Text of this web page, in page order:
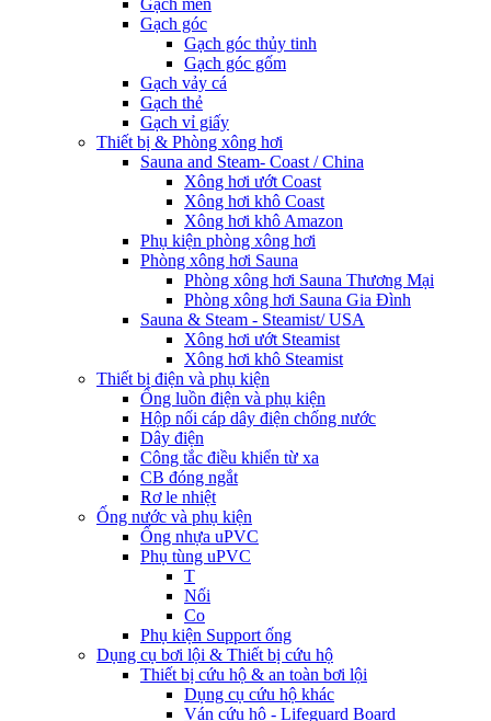
Gạch men
Gạch góc
Gạch góc thủy tinh
Gạch góc gốm
Gạch vảy cá
Gạch thẻ
Gạch vỉ giấy
Thiết bị & Phòng xông hơi
Sauna and Steam- Coast / China
Xông hơi ướt Coast
Xông hơi khô Coast
Xông hơi khô Amazon
Phụ kiện phòng xông hơi
Phòng xông hơi Sauna
Phòng xông hơi Sauna Thương Mại
Phòng xông hơi Sauna Gia Đình
Sauna & Steam - Steamist/ USA
Xông hơi ướt Steamist
Xông hơi khô Steamist
Thiết bị điện và phụ kiện
Ống luồn điện và phụ kiện
Hộp nối cáp dây điện chống nước
Dây điện
Công tắc điều khiển từ xa
CB đóng ngắt
Rơ le nhiệt
Ống nước và phụ kiện
Ống nhựa uPVC
Phụ tùng uPVC
T
Nối
Co
Phụ kiện Support ống
Dụng cụ bơi lội & Thiết bị cứu hộ
Thiết bị cứu hộ & an toàn bơi lội
Dụng cụ cứu hộ khác
Ván cứu hộ - Lifeguard Board